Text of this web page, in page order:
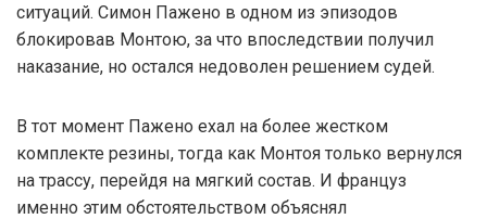
ситуаций. Симон Пажено в одном из эпизодов
блокировав Монтою, за что впоследствии получил
наказание, но остался недоволен решением судей.
В тот момент Пажено ехал на более жестком
комплекте резины, тогда как Монтоя только вернулся
на трассу, перейдя на мягкий состав. И француз
именно этим обстоятельством объяснял